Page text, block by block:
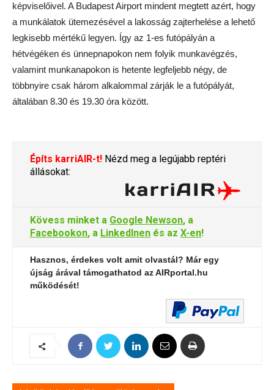
képviselőivel. A Budapest Airport mindent megtett azért, hogy
a munkálatok ütemezésével a lakosság zajterhelése a lehető
legkisebb mértékű legyen. Így az 1-es futópályán a
hétvégéken és ünnepnapokon nem folyik munkavégzés,
valamint munkanapokon is hetente legfeljebb négy, de
többnyire csak három alkalommal zárják le a futópályát,
általában 8.30 és 19.30 óra között.
Építs karriAIR-t! Nézd meg a legújabb reptéri
állásokat:
Kövess minket a Google Newson, a
Facebookon, a LinkedInen és az X-en!
Hasznos, érdekes volt amit olvastál? Már egy
újság árával támogathatod az AIRportal.hu
működését!